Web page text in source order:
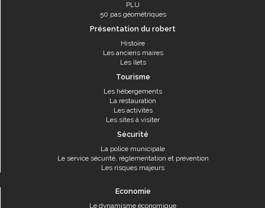
PLU
50 pas géométriques
Présentation du robert
Histoire
Les anciens maires
Les îlets
Tourisme
Les hébergements
La restauration
Les activités
Les sites à visiter
Sécurité
La police municipale
Le service sécurité, réglementation et prévention
Les risques majeurs
Economie
Le dynamisme économique